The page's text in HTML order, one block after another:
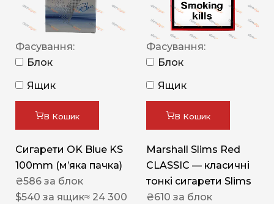
Фасування:
Блок
Ящик
В Кошик
Сигарети OK Blue KS
100mm (м’яка пачка)
₴586 за блок
$540 за ящик≈ 24 300
Фасування:
Блок
Ящик
В Кошик
Marshall Slims Red
CLASSIC — класичні
тонкі сигарети Slims
₴610 за блок